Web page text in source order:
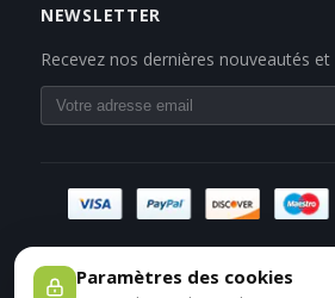
NEWSLETTER
Recevez nos dernières nouveautés
Paramètres des cookies